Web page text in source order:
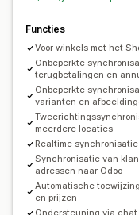
Functies
Voor winkels met het
Onbeperkte
terugbetalingen en
Onbeperkte
varianten en
meerdere locaties
Realtime
Synchronisatie van
adressen naar Odoo
Automatische
en prijzen